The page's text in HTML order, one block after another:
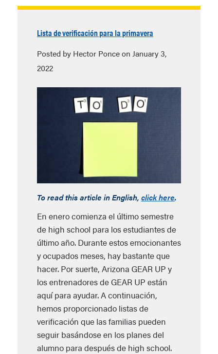
Lista de verificación para la primavera
Posted by Hector Ponce on January 3,
2022
To read this article in English, click here.
En enero comienza el último semestre
de high school para los estudiantes de
último año. Durante estos emocionantes
y ocupados meses, hay bastante que
hacer. Por suerte, Arizona GEAR UP y
los entrenadores de GEAR UP están
aquí para ayudar. A continuación,
hemos proporcionado listas de
verificación que las familias pueden
seguir basándose en los planes del
alumno para después de high school.